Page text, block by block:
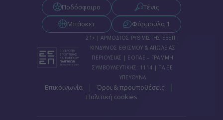
Ποδόσφαιρο
Τένις
Μπάσκετ
Φόρμουλα 1
21+ | ΑΡΜΟΔΙΟΣ ΡΥΘΜΙΣΤΗΣ ΕΕΕΠ |
ΚΙΝΔΥΝΟΣ ΕΘΙΣΜΟΥ & ΑΠΩΛΕΙΑΣ
ΠΕΡΙΟΥΣΙΑΣ | ΕΟΠΑΕ – ΓΡΑΜΜΗ
ΣΥΜΒΟΥΛΕΥΤΙΚΗΣ: 1114 | ΠΑΙΞΕ
ΥΠΕΥΘΥΝΑ
Επικοινωνία Όροι & προυποθέσεις
Πολιτική cookies